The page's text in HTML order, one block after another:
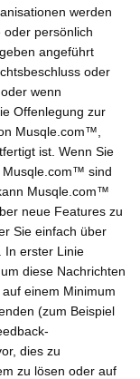
werden
persönlich
angeführt
oder
wenn
Offenlegung zur
Musqle.com™,
ist. Wenn Sie
Musqle.com™ sind
Musqle.com™
neue Features zu
Sie einfach über
In erster Linie
diese Nachrichten
einem Minimum
(zum Beispiel
dies zu
zu lösen oder auf